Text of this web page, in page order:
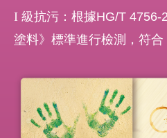
I 級抗污：根據HG/T 4756-
塗料》標準進行檢測，符合